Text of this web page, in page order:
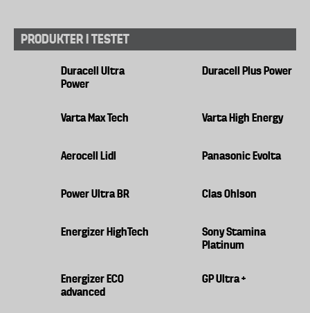
PRODUKTER I TESTET
Duracell Ultra
Power
Duracell Plus Power
Varta Max Tech Varta High Energy
Aerocell Lidl Panasonic Evolta
Power Ultra BR Clas Ohlson
Energizer HighTech
Sony Stamina
Platinum
Energizer ECO
advanced
GP Ultra +